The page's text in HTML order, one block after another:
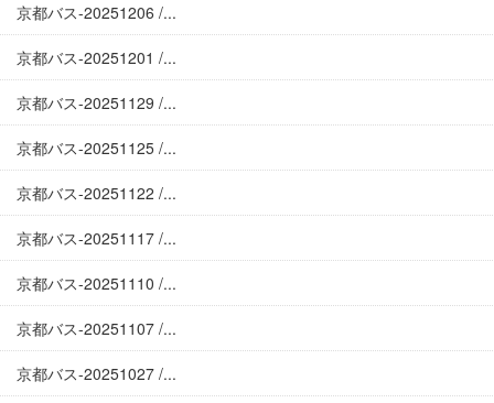
京都バス-20251206 /...
京都バス-20251201 /...
京都バス-20251129 /...
京都バス-20251125 /...
京都バス-20251122 /...
京都バス-20251117 /...
京都バス-20251110 /...
京都バス-20251107 /...
京都バス-20251027 /...